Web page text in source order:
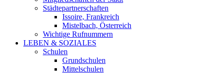
Städtepartnerschaften
Issoire, Frankreich
Mistelbach, Österreich
Wichtige Rufnummern
LEBEN & SOZIALES
Schulen
Grundschulen
Mittelschulen